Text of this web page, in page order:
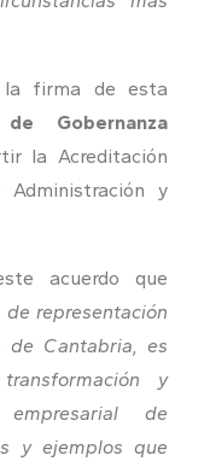
la firma de esta
Gobernanza
la Acreditación
Administración y
acuerdo que
representación
de Cantabria, es
y
de
y ejemplos que